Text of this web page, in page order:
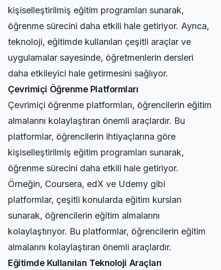
kişiselleştirilmiş eğitim programları sunarak,
öğrenme sürecini daha etkili hale getiriyor. Ayrıca,
teknoloji, eğitimde kullanılan çeşitli araçlar ve
uygulamalar sayesinde, öğretmenlerin dersleri
daha etkileyici hale getirmesini sağlıyor.
Çevrimiçi Öğrenme Platformları
Çevrimiçi öğrenme platformları, öğrencilerin eğitim
almalarını kolaylaştıran önemli araçlardır. Bu
platformlar, öğrencilerin ihtiyaçlarına göre
kişiselleştirilmiş eğitim programları sunarak,
öğrenme sürecini daha etkili hale getiriyor.
Örneğin, Coursera, edX ve Udemy gibi
platformlar, çeşitli konularda eğitim kursları
sunarak, öğrencilerin eğitim almalarını
kolaylaştırıyor. Bu platformlar, öğrencilerin eğitim
almalarını kolaylaştıran önemli araçlardır.
Eğitimde Kullanılan Teknoloji Araçları